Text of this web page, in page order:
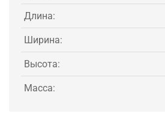
Длина:
Ширина:
Высота:
Масса: